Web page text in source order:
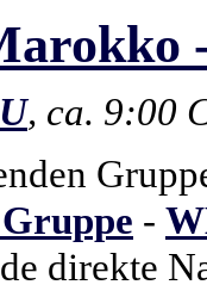
, ca. 9:00
-
direkte